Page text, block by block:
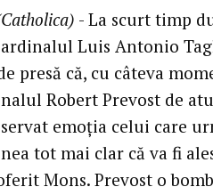
- La scurt timp
Luis Antonio
presă că, cu câteva
Robert Prevost de
emoția celui care
tot mai clar că va fi
Mons. Prevost o